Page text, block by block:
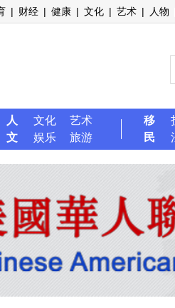
| 财经 | 健康 | 文化 | 艺术 | 人物
人
文
文化
艺术
娱乐
旅游
移
民